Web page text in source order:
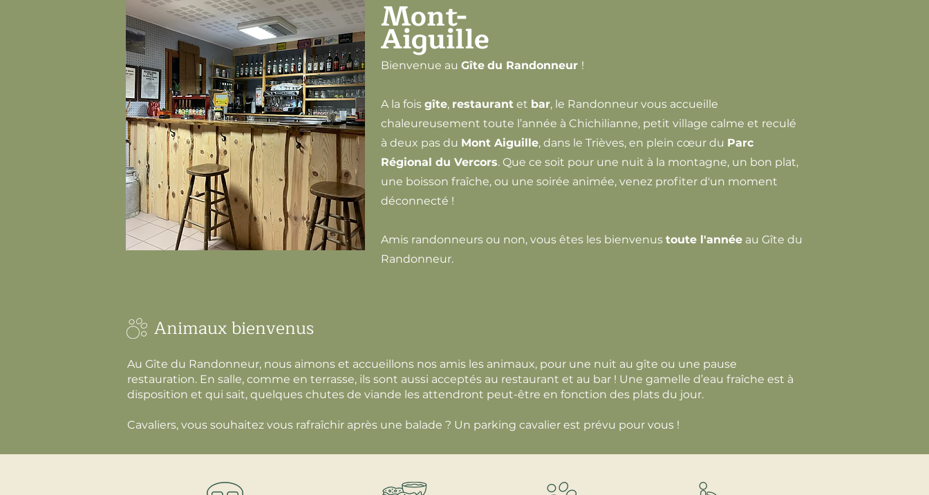
Mont-
Aiguille
Bienvenue au Gîte du Randonneur !
A la fois gîte, restaurant et bar, le Randonneur vous accueille
chaleureusement toute l’année à Chichilianne, petit village calme et reculé
à deux pas du Mont Aiguille, dans le Trièves, en plein cœur du Parc
Régional du Vercors. Que ce soit pour une nuit à la montagne, un bon plat,
une boisson fraîche, ou une soirée animée, venez profiter d'un moment
déconnecté !
Amis randonneurs ou non, vous êtes les bienvenus toute l'année au Gîte du
Randonneur.
Animaux bienvenus
Au Gîte du Randonneur, nous aimons et accueillons nos amis les animaux, pour une nuit au gîte ou une pause
restauration. En salle, comme en terrasse, ils sont aussi acceptés au restaurant et au bar ! Une gamelle d’eau fraîche est à
disposition et qui sait, quelques chutes de viande les attendront peut-être en fonction des plats du jour.
Cavaliers, vous souhaitez vous rafraîchir après une balade ? Un parking cavalier est prévu pour vous !